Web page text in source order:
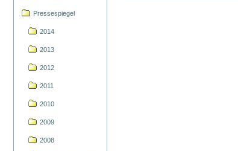
Pressespiegel
2014
2013
2012
2011
2010
2009
2008